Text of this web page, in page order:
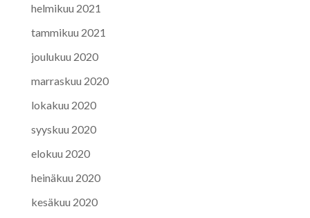
helmikuu 2021
tammikuu 2021
joulukuu 2020
marraskuu 2020
lokakuu 2020
syyskuu 2020
elokuu 2020
heinäkuu 2020
kesäkuu 2020